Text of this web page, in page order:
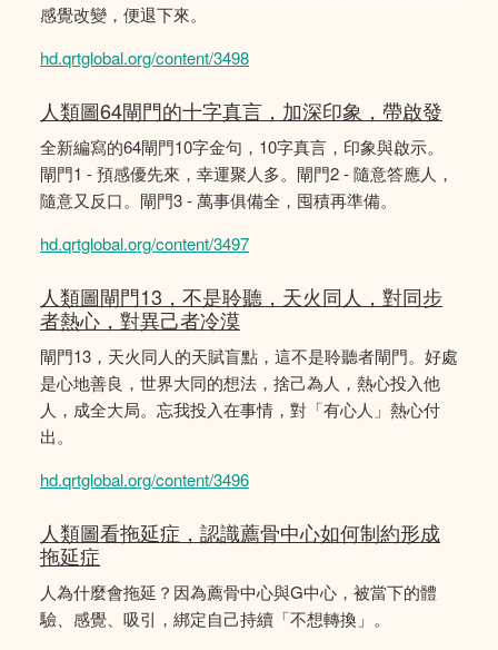
感覺改變，便退下來。
hd.qrtglobal.org/content/3498
人類圖64閘門的十字真言，加深印象，帶啟發
全新編寫的64閘門10字金句，10字真言，印象與啟示。
閘門1 - 預感優先來，幸運聚人多。閘門2 - 隨意答應人，
隨意又反口。閘門3 - 萬事俱備全，囤積再準備。
hd.qrtglobal.org/content/3497
人類圖閘門13，不是聆聽，天火同人，對同步
者熱心，對異己者冷漠
閘門13，天火同人的天賦盲點，這不是聆聽者閘門。好處
是心地善良，世界大同的想法，捨己為人，熱心投入他
人，成全大局。忘我投入在事情，對「有心人」熱心付
出。
hd.qrtglobal.org/content/3496
人類圖看拖延症，認識薦骨中心如何制約形成
拖延症
人為什麼會拖延？因為薦骨中心與G中心，被當下的體
驗、感覺、吸引，綁定自己持續「不想轉換」。